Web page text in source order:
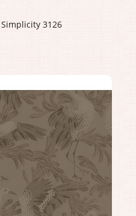
3126